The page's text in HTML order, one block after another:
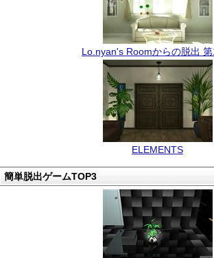
Lo.nyan's Roomからの脱出
ELEMENTS
簡単脱出ゲームTOP3